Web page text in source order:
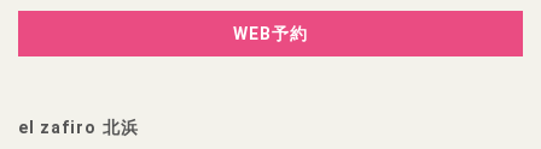
WEB予約
el zafiro 北浜